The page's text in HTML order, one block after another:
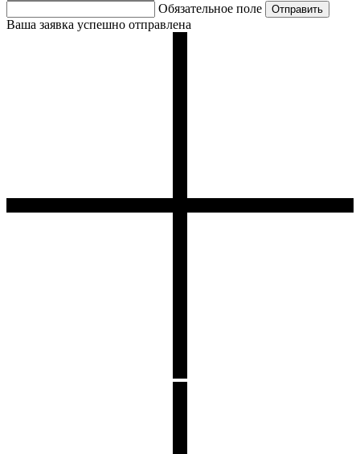
Обязательное поле
Ваша заявка успешно отправлена